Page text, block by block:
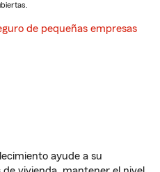
de pequeñas empresas
ayude a su